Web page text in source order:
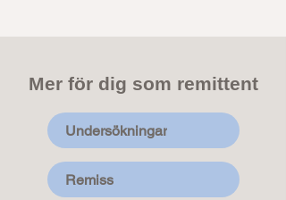
Mer för dig som remittent
Undersökningar
Remiss